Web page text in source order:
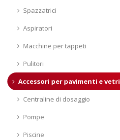
Spazzatrici
Aspiratori
Macchine per tappeti
Pulitori
Accessori per pavimenti e vetri
Centraline di dosaggio
Pompe
Piscine